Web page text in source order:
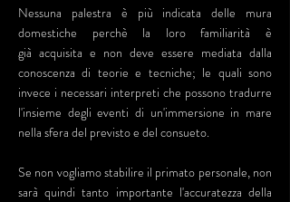
Nessuna palestra è più indicata delle mura
domestiche perchè la loro familiarità è
già acquisita e non deve essere mediata dalla
conoscenza di teorie e tecniche; le quali sono
invece i necessari interpreti che possono tradurre
l'insieme degli eventi di un'immersione in mare
nella sfera del previsto e del consueto.
Se non vogliamo stabilire il primato personale, non
sarà quindi tanto importante l'accuratezza della